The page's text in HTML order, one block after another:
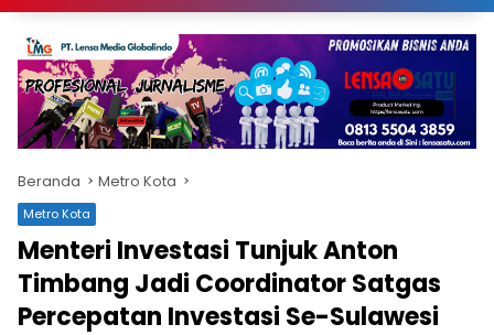
Beranda Metro Kota
Metro Kota
Menteri Investasi Tunjuk Anton
Timbang Jadi Coordinator Satgas
Percepatan Investasi Se-Sulawesi